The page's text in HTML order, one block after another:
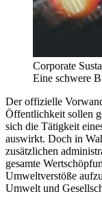
Corporate
Eine schwere
Der offizielle
Öffentlichkeit sollen
sich die Tätigkeit
auswirkt. Doch in
zusätzlichen
gesamte
Umweltverstöße
Umwelt und